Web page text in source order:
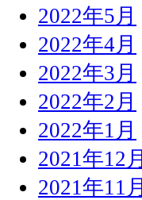
2022年5月
2022年4月
2022年3月
2022年2月
2022年1月
2021年12月
2021年11月